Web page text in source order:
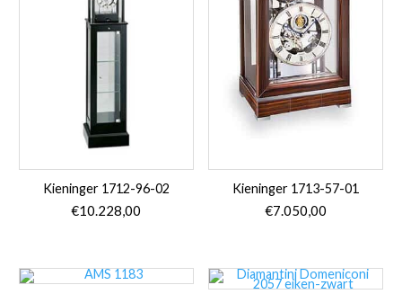
Kieninger 1712-96-02
€10.228,00
Kieninger 1713-57-01
€7.050,00